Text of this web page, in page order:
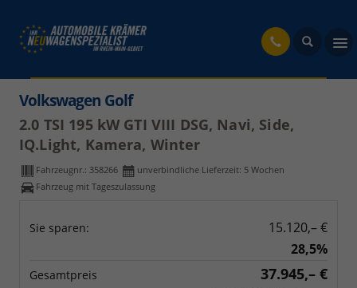
Volkswagen Golf
2.0 TSI 195 kW GTI VIII DSG, Navi, Side,
IQ.Light, Kamera, Winter
Fahrzeugnr.: 358266 unverbindliche Lieferzeit: 5 Wochen
Fahrzeug mit Tageszulassung
Sie sparen:
15.120,– €
28,5%
Gesamtpreis 37.945,– €